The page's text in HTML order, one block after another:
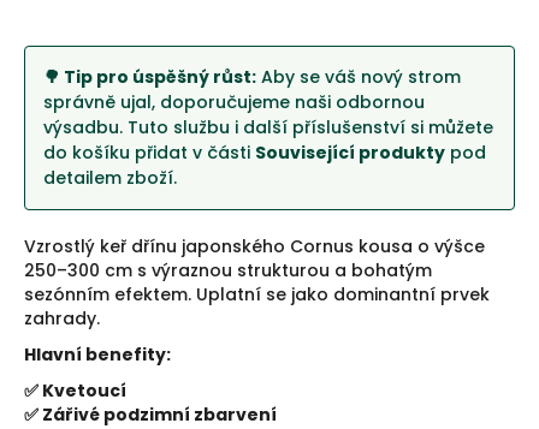
🌳 Tip pro úspěšný růst: Aby se váš nový strom
správně ujal, doporučujeme naši odbornou
výsadbu. Tuto službu i další příslušenství si můžete
do košíku přidat v části Související produkty pod
detailem zboží.
Vzrostlý keř dřínu japonského Cornus kousa o výšce
250–300 cm s výraznou strukturou a bohatým
sezónním efektem. Uplatní se jako dominantní prvek
zahrady.
Hlavní benefity:
✅ Kvetoucí
✅ Zářivé podzimní zbarvení